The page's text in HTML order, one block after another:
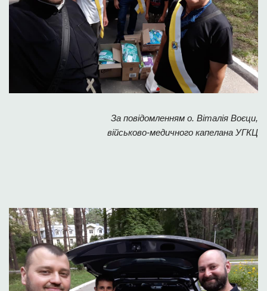
За повідомленням о. Віталія Воєци,
військово-медичного капелана УГКЦ